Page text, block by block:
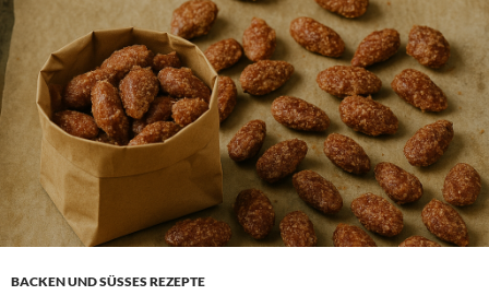
BACKEN UND SÜSSES REZEPTE